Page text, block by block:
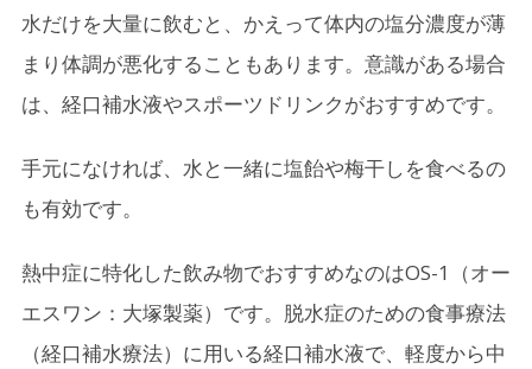
水だけを大量に飲むと、かえって体内の塩分濃度が薄
まり体調が悪化することもあります。意識がある場合
は、経口補水液やスポーツドリンクがおすすめです。
手元になければ、水と一緒に塩飴や梅干しを食べるの
も有効です。
熱中症に特化した飲み物でおすすめなのはOS-1（オー
エスワン：大塚製薬）です。脱水症のための食事療法
（経口補水療法）に用いる経口補水液で、軽度から中